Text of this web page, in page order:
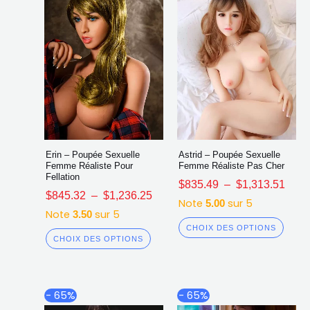
Erin – Poupée Sexuelle
Femme Réaliste Pour
Fellation
$845.32 – $1,236.25
Note 3.50sur 5
CHOIX DES OPTIONS
sur
la
page
du
produit
Astrid – Poupée Sexuelle
Femme Réaliste Pas Cher
$835.49 – $1,313.51
Note 5.00sur 5
CHOIX DES OPTIONS
sur
la
- 65%
Plage- 65%